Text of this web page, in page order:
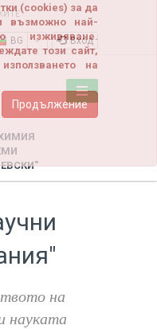
(cookies) за да
възможно най-
изживяване.
този сайт,
на
Продължение
Вход
BG
на
науката